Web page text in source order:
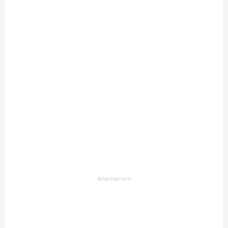
Advertisement